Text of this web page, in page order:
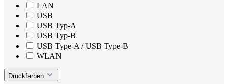
LAN
USB
USB Typ-A
USB Typ-B
USB Type-A / USB Type-B
WLAN
Druckfarben